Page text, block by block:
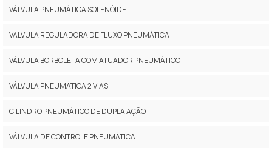
VÁLVULA PNEUMÁTICA SOLENÓIDE
VALVULA REGULADORA DE FLUXO PNEUMÁTICA
VÁLVULA BORBOLETA COM ATUADOR PNEUMÁTICO
VÁLVULA PNEUMÁTICA 2 VIAS
CILINDRO PNEUMÁTICO DE DUPLA AÇÃO
VÁLVULA DE CONTROLE PNEUMÁTICA